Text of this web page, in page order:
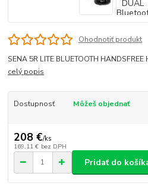
Ohodnotiť produkt
SENA 5R LITE BLUETOOTH
celý popis
Dostupnosť Môžeš objednať
208 €/ks
169,11 € bez DPH
Pridať do